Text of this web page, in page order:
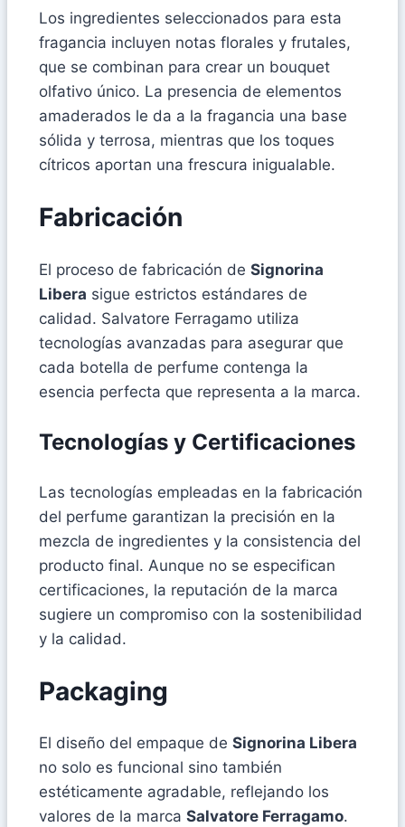
Los ingredientes seleccionados para esta
fragancia incluyen notas florales y frutales,
que se combinan para crear un bouquet
olfativo único. La presencia de elementos
amaderados le da a la fragancia una base
sólida y terrosa, mientras que los toques
cítricos aportan una frescura inigualable.
Fabricación
El proceso de fabricación de Signorina
Libera sigue estrictos estándares de
calidad. Salvatore Ferragamo utiliza
tecnologías avanzadas para asegurar que
cada botella de perfume contenga la
esencia perfecta que representa a la marca.
Tecnologías y Certificaciones
Las tecnologías empleadas en la fabricación
del perfume garantizan la precisión en la
mezcla de ingredientes y la consistencia del
producto final. Aunque no se especifican
certificaciones, la reputación de la marca
sugiere un compromiso con la sostenibilidad
y la calidad.
Packaging
El diseño del empaque de Signorina Libera
no solo es funcional sino también
estéticamente agradable, reflejando los
valores de la marca Salvatore Ferragamo.